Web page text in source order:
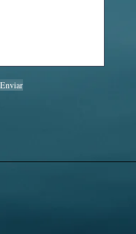
Enviar